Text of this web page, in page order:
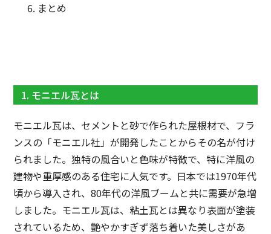
まとめ
1. モニエル瓦とは
モニエル瓦は、セメントと砂で作られた屋根材で、フラ
ンスの「モニエル社」が開発したことからその名が付け
られました。独特の風合いと色味が特徴で、特に洋風の
建物や重厚感のある住宅に人気です。日本では1970年代
頃から導入され、80年代の洋風ブームと共に需要が急増
しました。モニエル瓦は、粘土瓦とは異なり表面が塗装
されているため、艶やかすぎず落ち着いた美しさがあ